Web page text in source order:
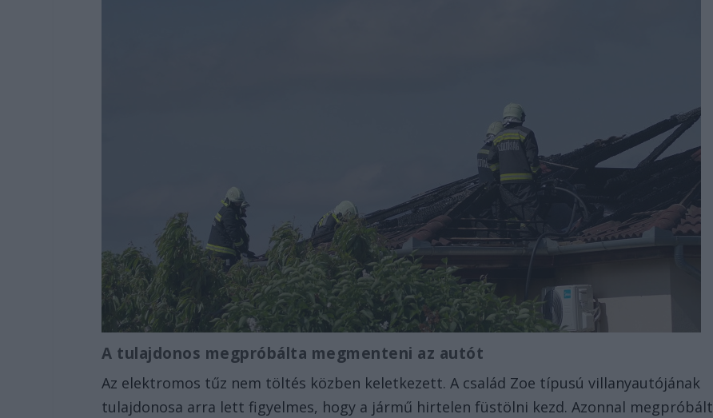
A tulajdonos megpróbálta megmenteni az autót
Az elektromos tűz nem töltés közben keletkezett. A család Zoe típusú villanyautójának
tulajdonosa arra lett figyelmes, hogy a jármű hirtelen füstölni kezd. Azonnal megpróbált